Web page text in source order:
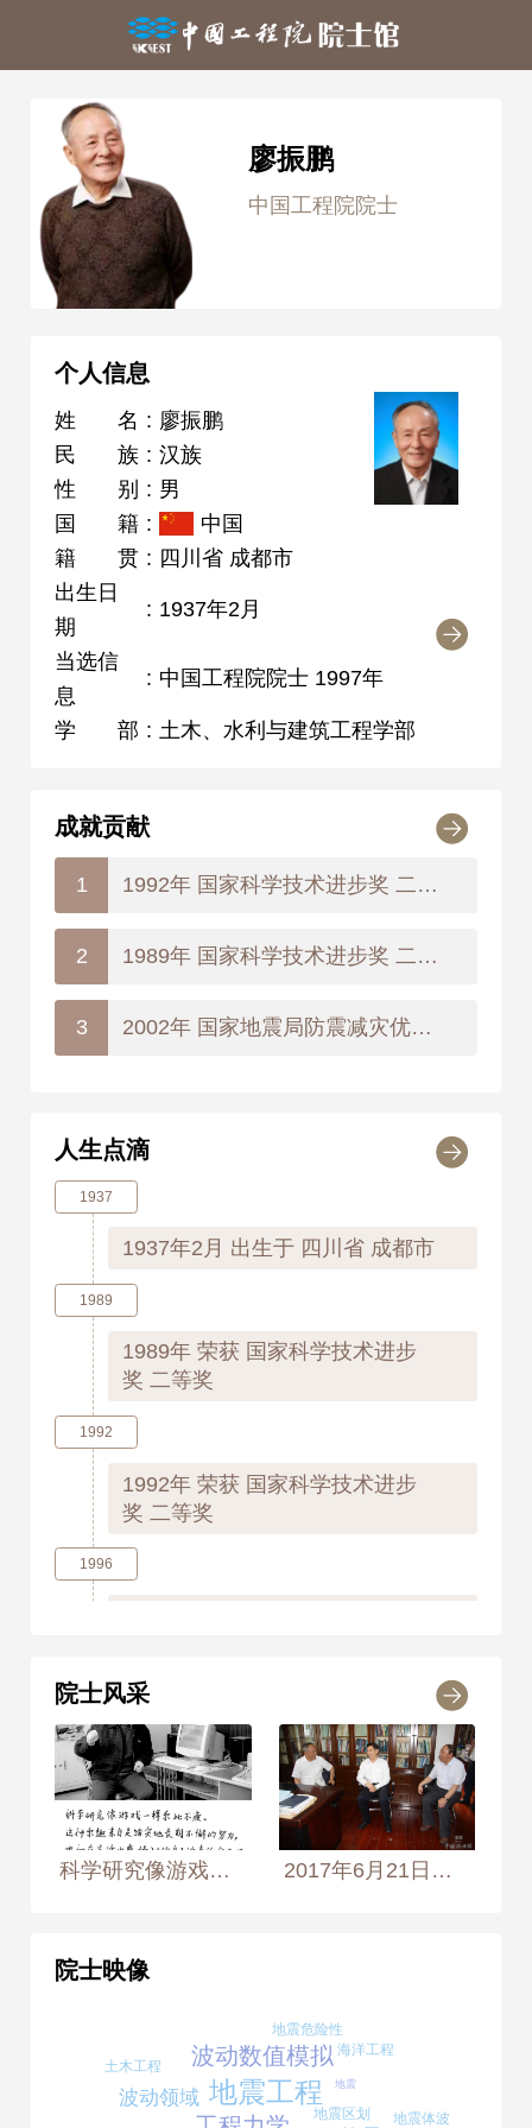
廖振鹏
中国工程院院士
个人信息
姓名 : 廖振鹏
民族 : 汉族
性别 : 男
国籍 :
中国
籍贯 : 四川省 成都市
出生日
期
: 1937年2月
当选信
息
: 中国工程院院士 1997年
学部 : 土木、水利与建筑工程学部
成就贡献
1 1992年 国家科学技术进步奖 二等奖
2 1989年 国家科学技术进步奖 二等奖
3 2002年 国家地震局防震减灾优秀成果奖 一等奖
人生点滴
1937
1937年2月 出生于 四川省 成都市
1989
1989年荣获 国家科学技术进步
奖 二等奖
1992
1992年荣获 国家科学技术进步
奖 二等奖
1996
1997
1997年荣获 中国地震局科学技术进
步奖 三等奖
2002
2002年荣获 中国电力科学技术进步
2002年
院士风采
科学研究像游戏一样乐此不疲。 2001年1月2日， 摄于哈尔滨中国地震局工程力学研究院计算中心 摄影师：侯艺兵、王生生、王志英 2017年6月21日，中国地震局党组书记、局长郑国光看望廖振鹏院士（左一）
院士映像
地震工程
波动数值模拟
波动领域
地震区划
地震危险性
海洋工程
地震体波
土木工程
地震